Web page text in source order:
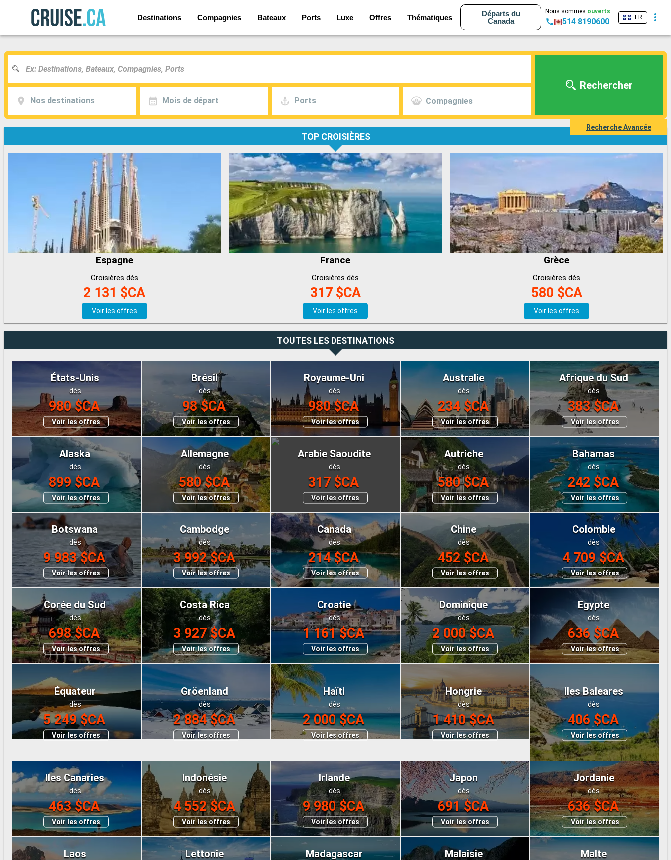
Destinations Compagnies Bateaux Ports Luxe Offres Thématiques
Départs du
Canada
Nous sommes ouverts
514 8190600 FR
Nos destinations Mois de départ Ports Compagnies
Rechercher
Recherche Avancée
TOP CROISIÈRES
Espagne
Croisières dés
2 131 $CA
Voir les offres
France
Croisières dés
317 $CA
Voir les offres
Grèce
Croisières dés
580 $CA
Voir les offres
TOUTES LES DESTINATIONS
États-Unis
dès
980 $CA
Voir les offres
Brésil
dès
98 $CA
Voir les offres
Royaume-Uni
dès
980 $CA
Voir les offres
Australie
dès
234 $CA
Voir les offres
Afrique du Sud
dès
383 $CA
Voir les offres
Alaska
dès
899 $CA
Voir les offres
Allemagne
dès
580 $CA
Voir les offres
Arabie Saoudite
dès
317 $CA
Voir les offres
Autriche
dès
580 $CA
Voir les offres
Bahamas
dès
242 $CA
Voir les offres
Botswana
dès
9 983 $CA
Voir les offres
Cambodge
dès
3 992 $CA
Voir les offres
Canada
dès
214 $CA
Voir les offres
Chine
dès
452 $CA
Voir les offres
Colombie
dès
4 709 $CA
Voir les offres
Corée du Sud
dès
698 $CA
Voir les offres
Costa Rica
dès
3 927 $CA
Voir les offres
Croatie
dès
1 161 $CA
Voir les offres
Dominique
dès
2 000 $CA
Voir les offres
Egypte
dès
636 $CA
Voir les offres
Équateur
dès
5 249 $CA
Voir les offres
Gröenland
dès
2 884 $CA
Voir les offres
Haïti
dès
2 000 $CA
Voir les offres
Hongrie
dès
1 410 $CA
Voir les offres
Iles Baleares
dès
406 $CA
Voir les offres
Iles Canaries
dès
463 $CA
Voir les offres
Indonésie
dès
4 552 $CA
Voir les offres
Irlande
dès
9 980 $CA
Voir les offres
Japon
dès
691 $CA
Voir les offres
Jordanie
dès
636 $CA
Voir les offres
Laos Lettonie Madagascar Malaisie Malte